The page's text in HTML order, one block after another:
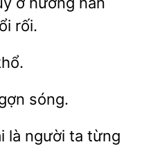
là người ta từng